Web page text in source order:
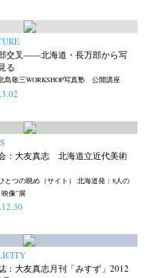
交叉——北海道・長万部から写
る
島敬三WORKSHOP写真塾 公開講座
：大友真志 北海道立近代美術
とつの眺め（サイト） 北海道発：8人の
像”展
：大友真志月刊「みすず」2012